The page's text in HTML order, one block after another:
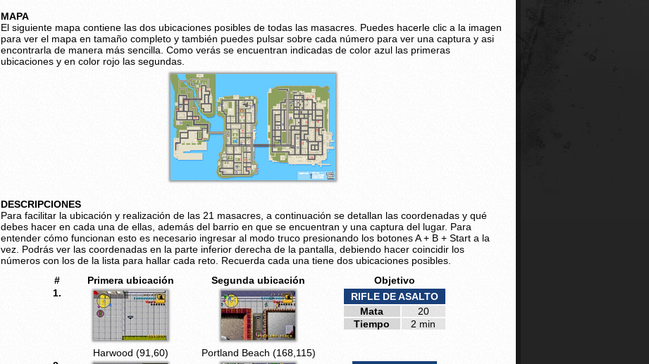
MAPA
El siguiente mapa contiene las dos ubicaciones posibles de todas las masacres. Puedes hacerle clic a la imagen
para ver el mapa en tamaño completo y también puedes pulsar sobre cada número para ver una captura y asi
encontrarla de manera más sencilla. Como verás se encuentran indicadas de color azul las primeras
ubicaciones y en color rojo las segundas.
DESCRIPCIONES
Para facilitar la ubicación y realización de las 21 masacres, a continuación se detallan las coordenadas y qué
debes hacer en cada una de ellas, además del barrio en que se encuentran y una captura del lugar. Para
entender cómo funcionan esto es necesario ingresar al modo truco presionando los botones A + B + Start a la
vez. Podrás ver las coordenadas en la parte inferior derecha de la pantalla, debiendo hacer coincidir los
números con los de la lista para hallar cada reto. Recuerda cada una tiene dos ubicaciones posibles.
#
Primera ubicación Segunda ubicación
Objetivo
1.
Harwood (91,60) Portland Beach (168,115)
RIFLE DE ASALTO
Mata
20
Tiempo
2 min